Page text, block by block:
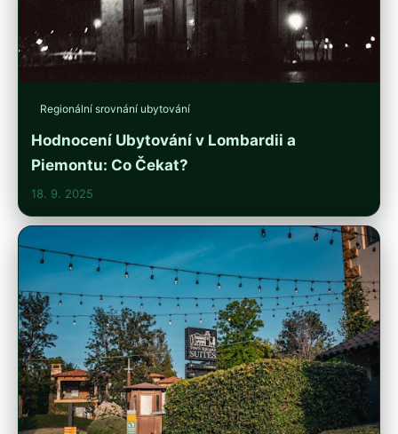
Regionální srovnání ubytování
Hodnocení Ubytování v Lombardii a
Piemontu: Co Čekat?
18. 9. 2025